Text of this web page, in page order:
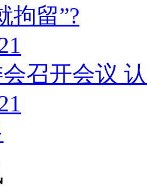
拘留”?
召开会议